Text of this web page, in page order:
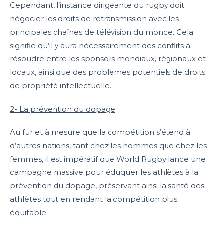
Cependant, l’instance dirigeante du rugby doit
négocier les droits de retransmission avec les
principales chaînes de télévision du monde. Cela
signifie qu’il y aura nécessairement des conflits à
résoudre entre les sponsors mondiaux, régionaux et
locaux, ainsi que des problèmes potentiels de droits
de propriété intellectuelle.
2- La prévention du dopage
Au fur et à mesure que la compétition s’étend à
d’autres nations, tant chez les hommes que chez les
femmes, il est impératif que World Rugby lance une
campagne massive pour éduquer les athlètes à la
prévention du dopage, préservant ainsi la santé des
athlètes tout en rendant la compétition plus
équitable.